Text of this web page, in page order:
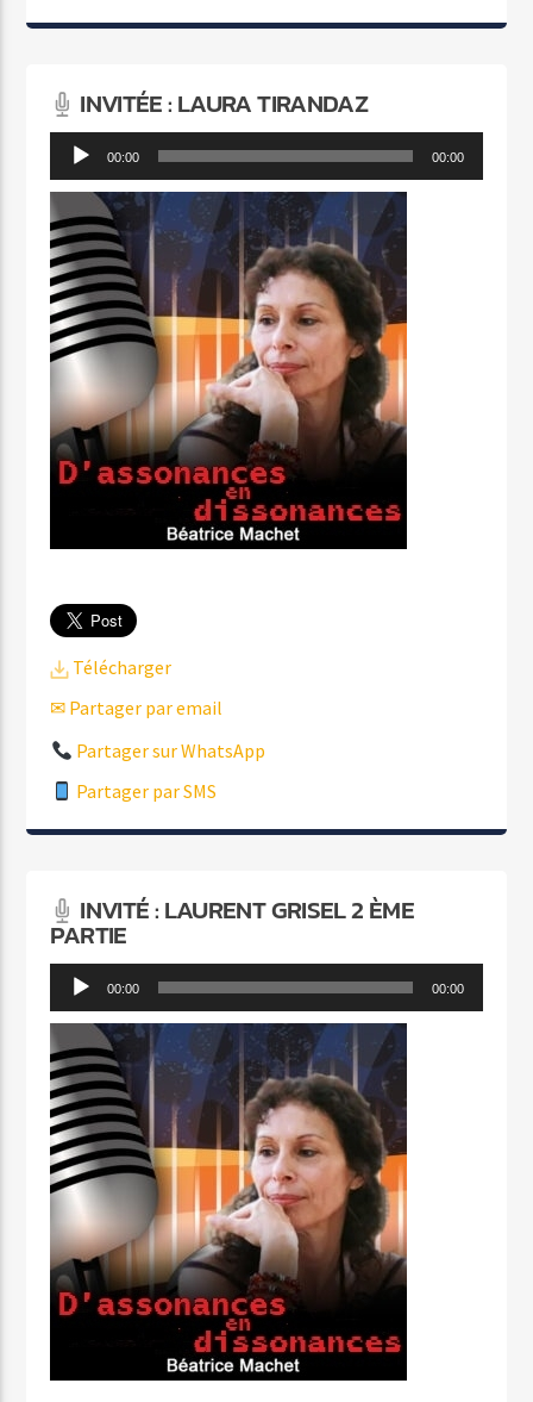
INVITÉE : LAURA TIRANDAZ
Lecteur
audio
00:00 00:00
Télécharger
✉ Partager par email
Partager sur WhatsApp
Partager par SMS
INVITÉ : LAURENT GRISEL 2 ÈME
PARTIE
Lecteur
audio
00:00 00:00